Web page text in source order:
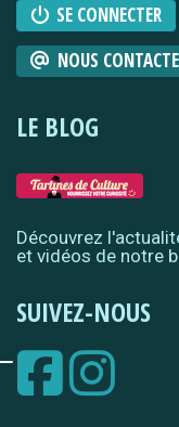
SE CONNECTER
NOUS
LE BLOG
Découvrez
et vidéos de notre
SUIVEZ-NOUS